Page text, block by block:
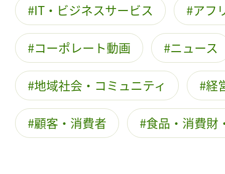
IT・ビジネスサービス アフ
コーポレート動画 ニュース
地域社会・コミュニティ 経
顧客・消費者 食品・消費財